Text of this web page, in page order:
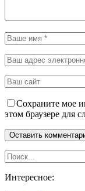
Сохраните мое
этом браузере для
Интересное: